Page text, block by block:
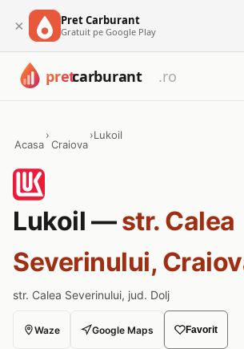
× Pret Carburant
Gratuit pe Google Play
Acasa
›
Craiova
›Lukoil
Lukoil —str. Calea
Severinului,
str. Calea Severinului, jud. Dolj
Waze Google Maps Favorit